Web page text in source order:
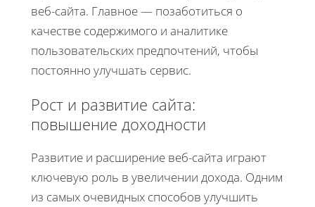
веб-сайта. Главное — позаботиться о
качестве содержимого и аналитике
пользовательских предпочтений, чтобы
постоянно улучшать сервис.
Рост и развитие сайта:
повышение доходности
Развитие и расширение веб-сайта играют
ключевую роль в увеличении дохода. Одним
из самых очевидных способов улучшить